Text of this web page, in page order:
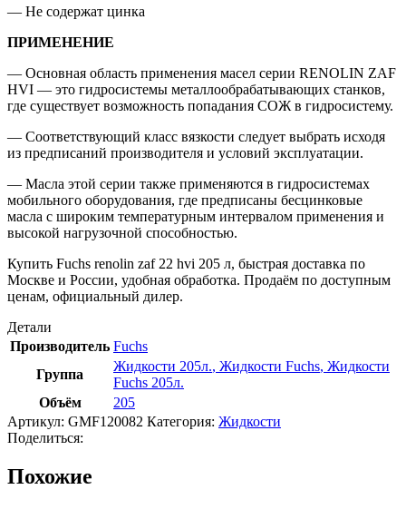
— Не содержат цинка
ПРИМЕНЕНИЕ
— Основная область применения масел серии RENOLIN ZAF
HVI — это гидросистемы металлообрабатывающих станков,
где существует возможность попадания СОЖ в гидросистему.
— Соответствующий класс вязкости следует выбрать исходя
из предписаний производителя и условий эксплуатации.
— Масла этой серии также применяются в гидросистемах
мобильного оборудования, где предписаны бесцинковые
масла с широким температурным интервалом применения и
высокой нагрузочной способностью.
Купить Fuchs renolin zaf 22 hvi 205 л, быстрая доставка по
Москве и России, удобная обработка. Продаём по доступным
ценам, официальный дилер.
Детали
Производитель Fuchs
Группа
Жидкости 205л., Жидкости Fuchs, Жидкости
Fuchs 205л.
Объём
205
Артикул: GMF120082 Категория: Жидкости
Поделиться:
Похожие